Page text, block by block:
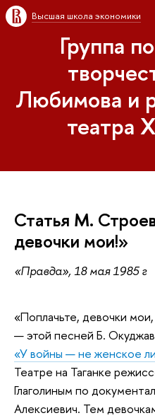
Высшая школа экономики
Группа
Любимова и
театра
Статья М.
девочки мои!»
«Правда», 18 мая 1985 г
«Поплачьте, девочки
— этой песней Б.
«У войны — не женское
Театре на Таганке
Глаголиным по
Алексиевич. Тем